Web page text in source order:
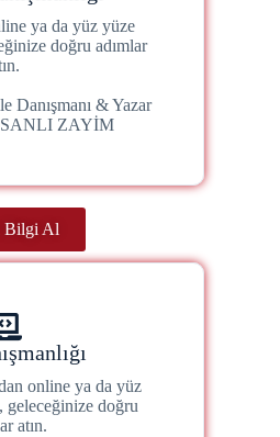
ya da yüz yüze
doğru adımlar
& Yazar
ZAYİM
Bilgi Al
online ya da yüz
geleceğinize doğru
atın.